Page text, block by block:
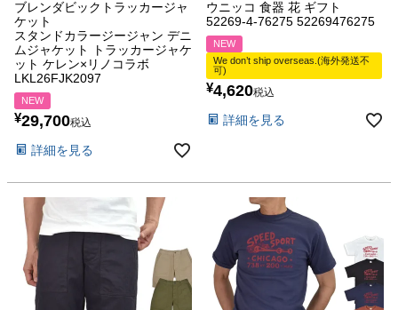
ブレンダビックトラッカージャ
ケット
スタンドカラージージャン デニ
ムジャケット トラッカージャケ
ット ケレン×リノコラボ
LKL26FJK2097
NEW
¥29,700税込
詳細を見る
ウニッコ 食器 花 ギフト
52269-4-76275 52269476275
NEW
We don’t ship overseas.(海外発送不
可)
¥4,620税込
詳細を見る